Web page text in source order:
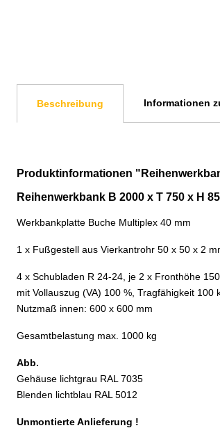
Beschreibung Informationen
Produktinformationen
Reihenwerkbank B 2000 x T 750 x H
Werkbankplatte Buche Multiplex 40 mm
1 x Fußgestell aus Vierkantrohr 50 x 50 x 2
4 x Schubladen R 24-24, je 2 x Fronthöhe
mit Vollauszug (VA) 100 %, Tragfähigkeit 100
Nutzmaß innen: 600 x 600 mm
Gesamtbelastung max. 1000 kg
Abb.
Gehäuse lichtgrau RAL 7035
Blenden lichtblau RAL 5012
Unmontierte Anlieferung !